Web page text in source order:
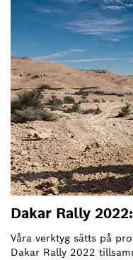
Dakar Rally
Våra verktyg sätts på
Dakar Rally 2022